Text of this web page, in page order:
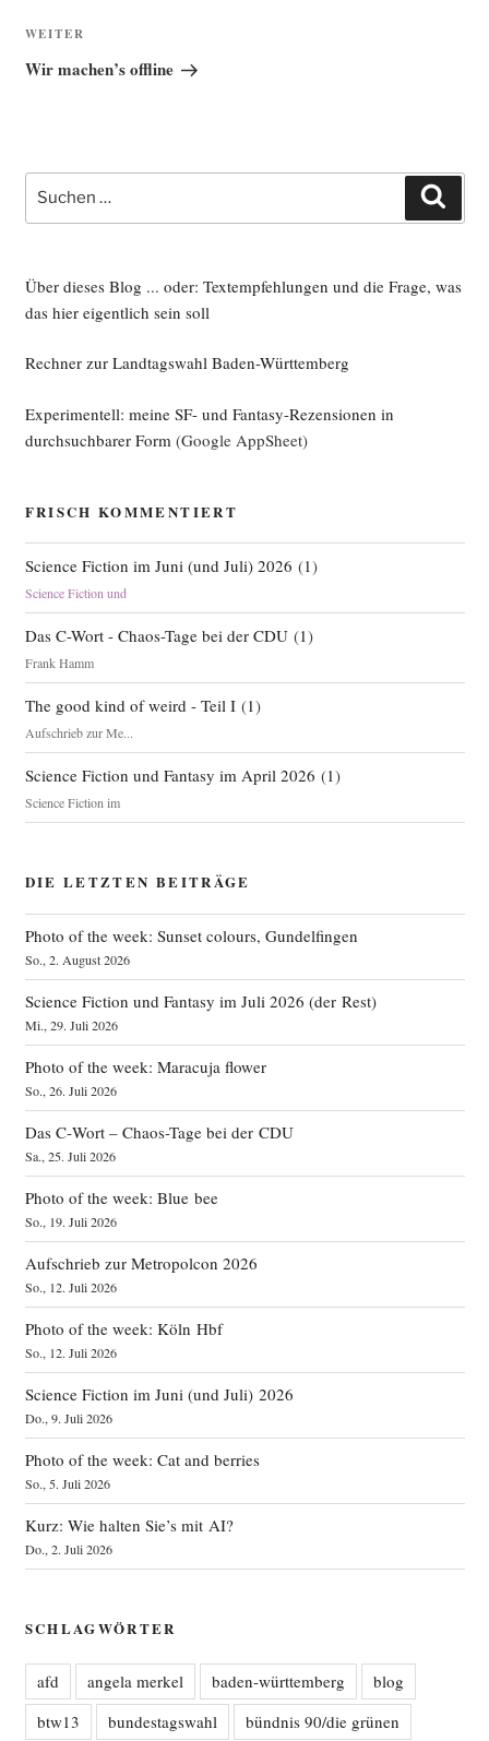
Nächster
Beitrag
WEITER
Wir machen’s offline
Suche
nach:
Über dieses Blog ... oder: Textempfehlungen und die Frage, was
das hier eigentlich sein soll
Rechner zur Landtagswahl Baden-Württemberg
Experimentell: meine SF- und Fantasy-Rezensionen in
durchsuchbarer Form (Google AppSheet)
FRISCH KOMMENTIERT
Science Fiction im Juni (und Juli) 2026 (1)
Science Fiction und
Das C-Wort - Chaos-Tage bei der CDU(1)
Frank Hamm
The good kind of weird - Teil I(1)
Aufschrieb zur Me...
Science Fiction und Fantasy im April 2026 (1)
Science Fiction im
DIE LETZTEN BEITRÄGE
Photo of the week: Sunset colours, Gundelfingen
So., 2. August 2026
Science Fiction und Fantasy im Juli 2026 (der Rest)
Mi., 29. Juli 2026
Photo of the week: Maracuja flower
So., 26. Juli 2026
Das C‑Wort – Chaos-Tage bei der CDU
Sa., 25. Juli 2026
Photo of the week: Blue bee
So., 19. Juli 2026
Aufschrieb zur Metropolcon 2026
So., 12. Juli 2026
Photo of the week: Köln Hbf
So., 12. Juli 2026
Science Fiction im Juni (und Juli) 2026
Do., 9. Juli 2026
Photo of the week: Cat and berries
So., 5. Juli 2026
Kurz: Wie halten Sie’s mit AI?
Do., 2. Juli 2026
SCHLAGWÖRTER
afd angela merkel baden-württemberg
blog
btw13
bundestagswahl bündnis 90/die grünen